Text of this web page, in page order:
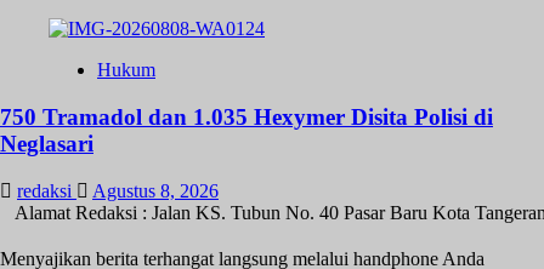
Hukum
750 Tramadol dan 1.035 Hexymer Disita Polisi di
Neglasari
redaksi
Agustus 8, 2026
Redaksi : Jalan KS. Tubun No. 40 Pasar Baru Kota
Menyajikan berita terhangat langsung melalui handphone Anda